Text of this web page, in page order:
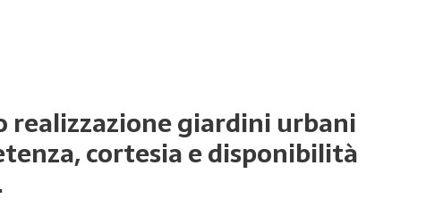
realizzazione giardini urbani
cortesia e disponibilità